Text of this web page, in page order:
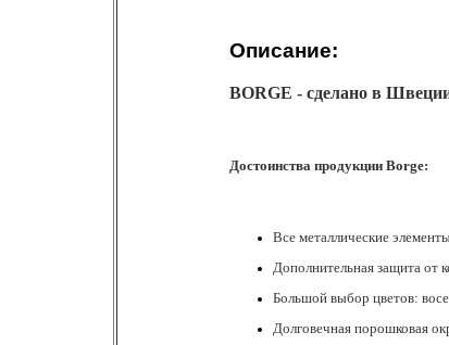
Описание:
BORGE - сделано в
Достоинства продукции Borge:
Все металлические
Дополнительная защита от
Большой выбор цветов:
Долговечная порошковая